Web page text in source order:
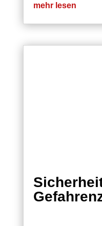
mehr lesen